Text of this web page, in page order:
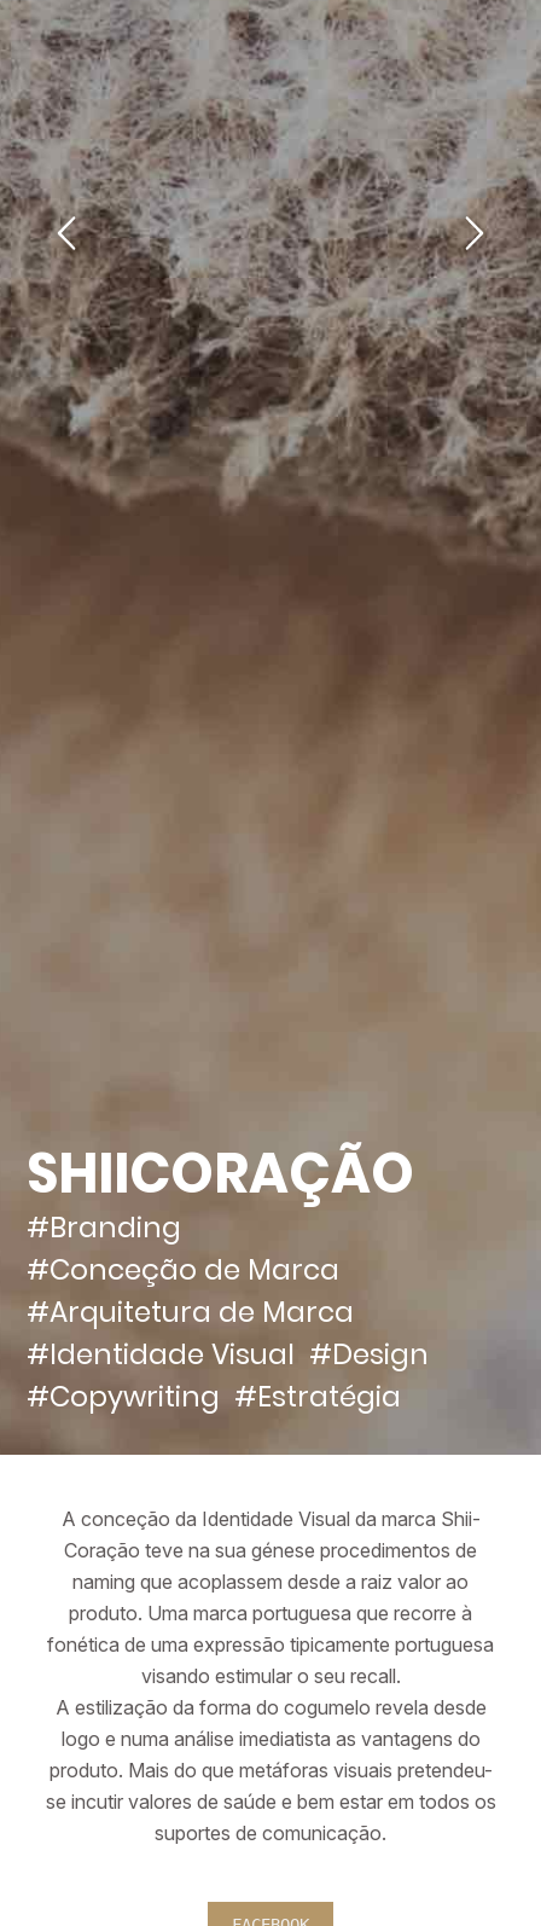
SHIICORAÇÃO
#Branding
#Conceção de Marca
#Arquitetura de Marca
#Identidade Visual #Design
#Copywriting #Estratégia
A conceção da Identidade Visual da marca Shii-
Coração teve na sua génese procedimentos de
naming que acoplassem desde a raiz valor ao
produto. Uma marca portuguesa que recorre à
fonética de uma expressão tipicamente portuguesa
visando estimular o seu recall.
A estilização da forma do cogumelo revela desde
logo e numa análise imediatista as vantagens do
produto. Mais do que metáforas visuais pretendeu-
se incutir valores de saúde e bem estar em todos os
suportes de comunicação.